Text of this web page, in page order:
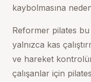
kaybolmasına
Reformer pilates
yalnızca kas
ve hareket
çalışanlar için pilates